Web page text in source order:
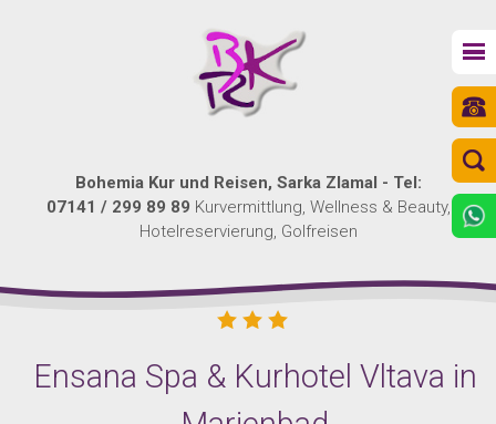
Bohemia Kur und Reisen, Sarka Zlamal - Tel:
07141 / 299 89 89 Kurvermittlung, Wellness & Beauty,
Hotelreservierung, Golfreisen
Ensana Spa & Kurhotel Vltava in